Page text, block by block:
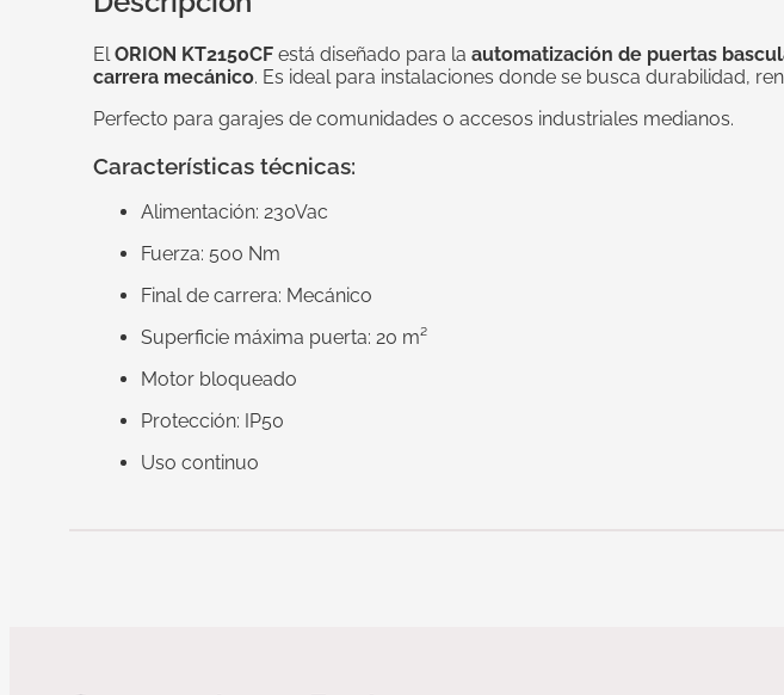
ElORION KT2150CF está diseñado para la automatización de puertas
carrera mecánico. Es ideal para instalaciones donde se busca durabilidad,
Perfecto para garajes de comunidades o accesos industriales medianos.
Características técnicas:
Alimentación: 230Vac
Fuerza: 500 Nm
Final de carrera: Mecánico
Superficie máxima puerta: 20 m²
Motor bloqueado
Protección: IP50
Uso continuo